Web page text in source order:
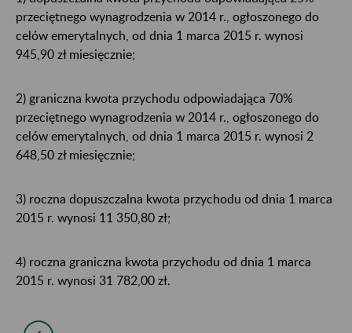
przeciętnego wynagrodzenia w 2014 r., ogłoszonego do
celów emerytalnych, od dnia 1 marca 2015 r. wynosi
945,90 zł miesięcznie;
2) graniczna kwota przychodu odpowiadająca 70%
przeciętnego wynagrodzenia w 2014 r., ogłoszonego do
celów emerytalnych, od dnia 1 marca 2015 r. wynosi 2
648,50 zł miesięcznie;
3) roczna dopuszczalna kwota przychodu od dnia 1 marca
2015 r. wynosi 11 350,80 zł;
4) roczna graniczna kwota przychodu od dnia 1 marca
2015 r. wynosi 31 782,00 zł.